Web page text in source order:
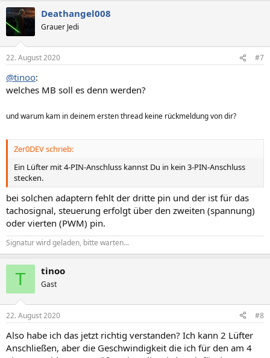
k
t
e
:
Deathangel008
Grauer Jedi
22. August 2020 #7
@tinoo:
welches MB soll es denn werden?
und warum kam in deinem ersten thread keine rückmeldung von dir?
Zer0DEV schrieb:
Ein Lüfter mit 4-PIN-Anschluss kannst Du in kein 3-PIN-Anschluss
stecken.
bei solchen adaptern fehlt der dritte pin und der ist für das
tachosignal, steuerung erfolgt über den zweiten (spannung)
oder vierten (PWM) pin.
Signatur wird geladen, bitte warten...
T tinoo
Gast
22. August 2020 #8
Also habe ich das jetzt richtig verstanden? Ich kann 2 Lüfter
Anschließen, aber die Geschwindigkeit die ich für den am 4